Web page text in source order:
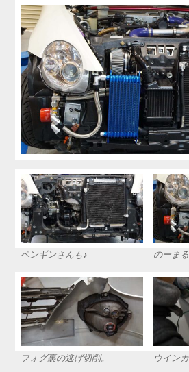
ペンギンさんも♪ のーま
フォグ裏の逃げ切削。 ウイン